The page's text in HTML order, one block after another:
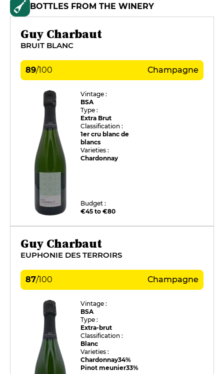
BOTTLES FROM THE WINERY
Guy Charbaut
BRUIT BLANC
89/100 Champagne
Vintage :
BSA
Type :
Extra Brut
Classification :
1er cru blanc de
blancs
Varieties :
Chardonnay
Budget :
€45 to €80
Guy Charbaut
EUPHONIE DES TERROIRS
87/100 Champagne
Vintage :
BSA
Type :
Extra-brut
Classification :
Blanc
Varieties :
Chardonnay34%
Pinot meunier33%